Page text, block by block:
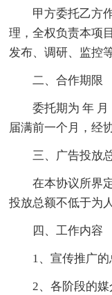
甲方委托乙方
理，全权负责本项
发布、调研、监控
二、合作期限
委托期为 年
届满前一个月，经
三、广告投放
在本协议所界
投放总额不低于为
四、工作内容
1、宣传推广
2、各阶段的